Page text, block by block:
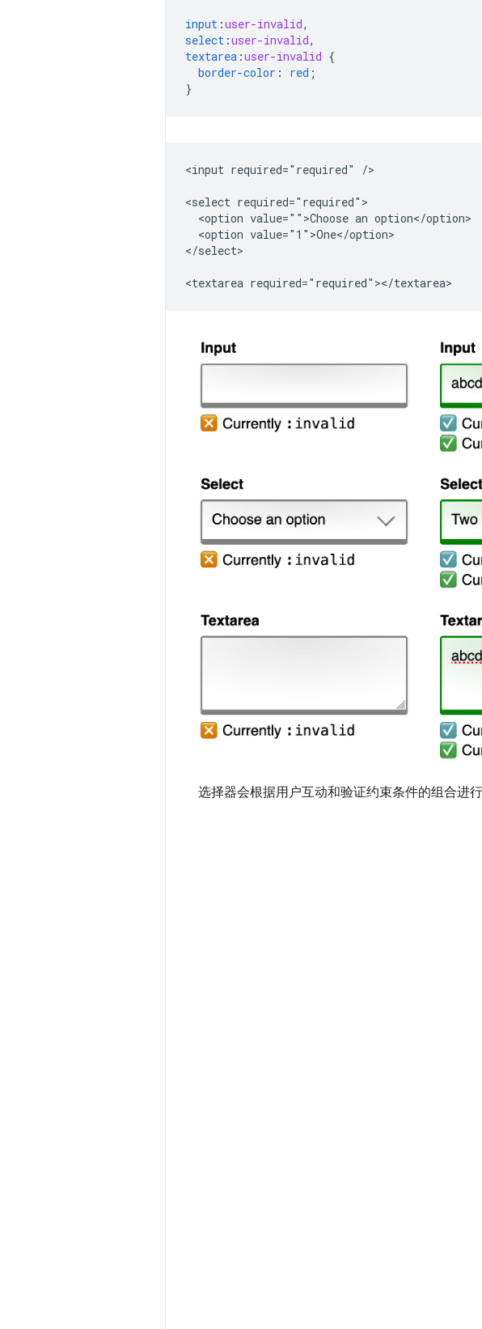
input :user-invalid,
select :user-invalid,
textarea :user-invalid {
border-color : red ;
}
<input required="required" />
<select required="required">
  <option value="">Choose an option</option>
  <option value="1">One</option>
</select>
选择器会根据用户互动和验证约束条件的组合进